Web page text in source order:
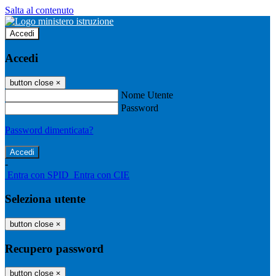
Salta al contenuto
Accedi
Accedi
button close ×
Nome Utente
Password
Password dimenticata?
-
Entra con SPID Entra con CIE
Seleziona utente
button close ×
Recupero password
button close ×